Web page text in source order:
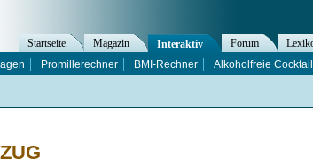
Startseite Magazin Interaktiv Forum
Promillerechner BMI-Rechner Alkoholfreie